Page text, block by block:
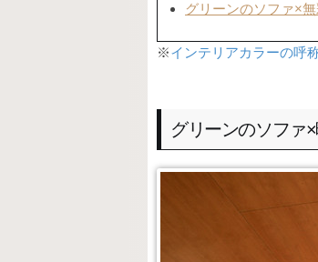
グリーンのソファ×
※インテリアカラーの呼
グリーンのソファ